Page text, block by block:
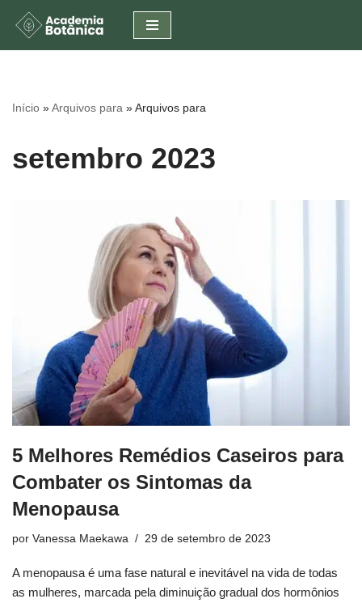
Pular
conteúdo
Início »Arquivos para »Arquivos para
setembro 2023
5 Melhores Remédios Caseiros para
Combater os Sintomas da
Menopausa
por Vanessa Maekawa 29 de setembro de 2023
A menopausa é uma fase natural e inevitável na vida de todas
as mulheres, marcada pela diminuição gradual dos hormônios